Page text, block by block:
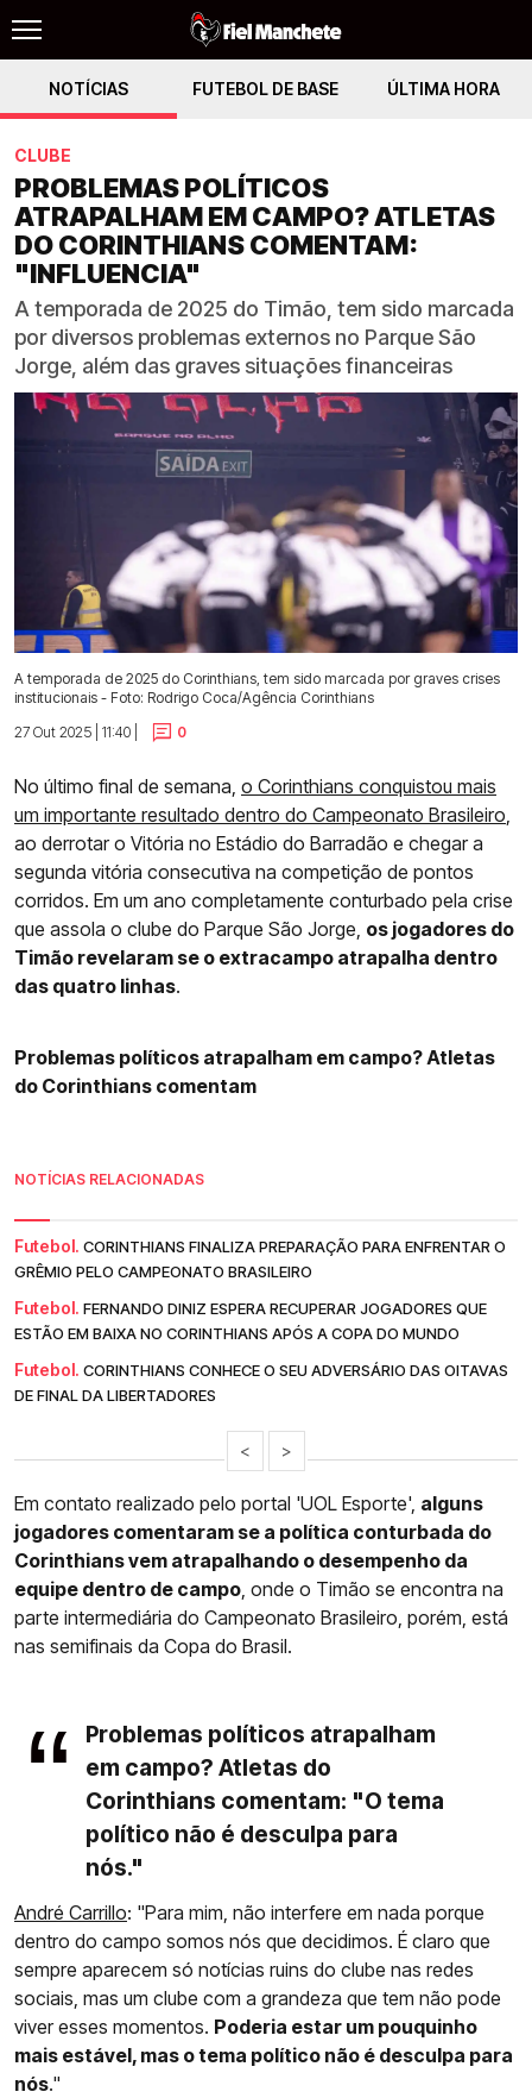
NOTÍCIAS FUTEBOL DE BASE ÚLTIMA HORA
CLUBE
PROBLEMAS POLÍTICOS
ATRAPALHAM EM CAMPO? ATLETAS
DO CORINTHIANS COMENTAM:
"INFLUENCIA"
A temporada de 2025 do Timão, tem sido marcada
por diversos problemas externos no Parque São
Jorge, além das graves situações financeiras
A temporada de 2025 do Corinthians, tem sido marcada por graves crises
institucionais - Foto: Rodrigo Coca/Agência Corinthians
27 Out 2025 | 11:40 |
0
No último final de semana, o Corinthians conquistou mais
um importante resultado dentro do Campeonato Brasileiro,
ao derrotar o Vitória no Estádio do Barradão e chegar a
segunda vitória consecutiva na competição de pontos
corridos. Em um ano completamente conturbado pela crise
que assola o clube do Parque São Jorge, os jogadores do
Timão revelaram se o extracampo atrapalha dentro
das quatro linhas.
Problemas políticos atrapalham em campo? Atletas
do Corinthians comentam
NOTÍCIAS RELACIONADAS
Futebol. CORINTHIANS FINALIZA PREPARAÇÃO PARA ENFRENTAR O
GRÊMIO PELO CAMPEONATO BRASILEIRO
Futebol. FERNANDO DINIZ ESPERA RECUPERAR JOGADORES QUE
ESTÃO EM BAIXA NO CORINTHIANS APÓS A COPA DO MUNDO
Futebol. CORINTHIANS CONHECE O SEU ADVERSÁRIO DAS OITAVAS
DE FINAL DA LIBERTADORES
< >
Em contato realizado pelo portal 'UOL Esporte', alguns
jogadores comentaram se a política conturbada do
Corinthians vem atrapalhando o desempenho da
equipe dentro de campo, onde o Timão se encontra na
parte intermediária do Campeonato Brasileiro, porém, está
nas semifinais da Copa do Brasil.
Problemas políticos atrapalham
em campo? Atletas do
Corinthians comentam: "O tema
político não é desculpa para
nós."
André Carrillo: "Para mim, não interfere em nada porque
dentro do campo somos nós que decidimos. É claro que
sempre aparecem só notícias ruins do clube nas redes
sociais, mas um clube com a grandeza que tem não pode
viver esses momentos. Poderia estar um pouquinho
mais estável, mas o tema político não é desculpa para
nós."